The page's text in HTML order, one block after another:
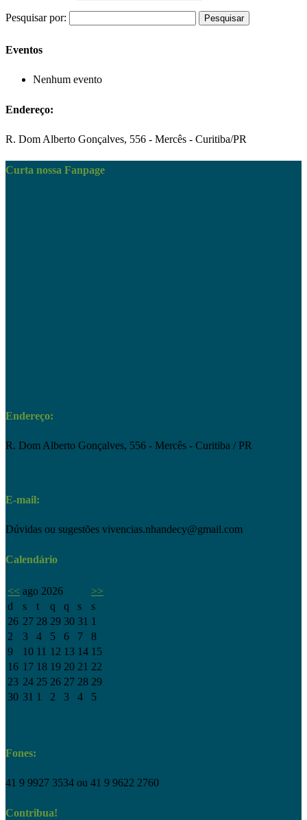
Pesquisar por:
Eventos
Nenhum evento
Endereço:
R. Dom Alberto Gonçalves, 556 - Mercês - Curitiba/PR
Curta nossa Fanpage
Endereço:
R. Dom Alberto Gonçalves, 556 - Mercês - Curitiba / PR
E-mail:
Dúvidas ou sugestões vivencias.nhandecy@gmail.com
Calendário
<< ago 2026
>>
d
s t q q s
s
26 27 28 29 30 31 1
2
3 4 5 6 7
8
9
10 11 12 13 14 15
16 17 18 19 20 21 22
23 24 25 26 27 28 29
30 31 1 2 3 4 5
Fones:
41 9 9927 3534 ou 41 9 9622 2760
Contribua!